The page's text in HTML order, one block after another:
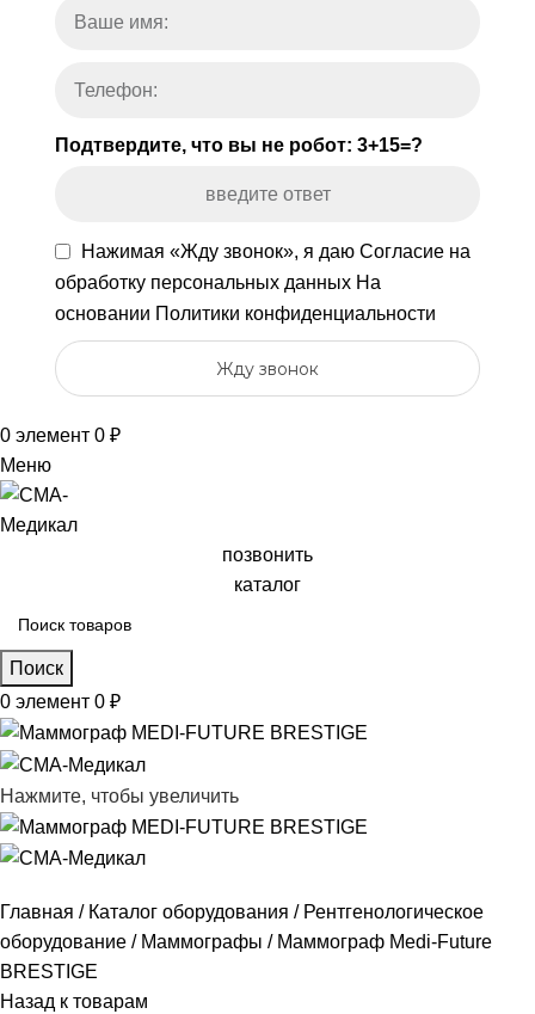
Подтвердите, что вы не робот: 3+15=?
Нажимая «Жду звонок», я даю Согласие на
обработку персональных данных На
основании Политики конфиденциальности
Жду звонок
0 элемент 0 ₽
Меню
позвонить
каталог
Поиск
0 элемент 0 ₽
Нажмите, чтобы увеличить
Главная Каталог оборудования
Рентгенологическое
оборудование
Маммографы
Маммограф Medi-Future
BRESTIGE
Назад к товарам